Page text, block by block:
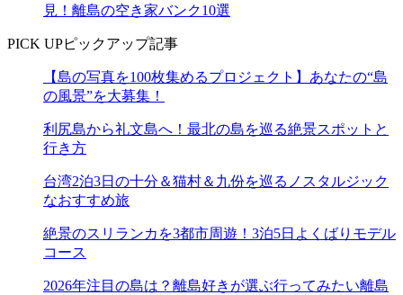
見！離島の空き家バンク10選
PICK UPピックアップ記事
【島の写真を100枚集めるプロジェクト】あなたの“島
の風景”を大募集！
利尻島から礼文島へ！最北の島を巡る絶景スポットと
行き方
台湾2泊3日の十分＆猫村＆九份を巡るノスタルジック
なおすすめ旅
絶景のスリランカを3都市周遊！3泊5日よくばりモデル
コース
2026年注目の島は？離島好きが選ぶ行ってみたい離島